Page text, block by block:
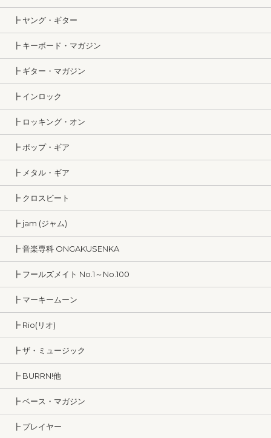
┣ ヤング・ギター
┣ キーボード・マガジン
┣ ギター・マガジン
┣ インロック
┣ ロッキング・オン
┣ ポップ・ギア
┣ メタル・ギア
┣ クロスビート
┣ jam (ジャム)
┣ 音楽専科 ONGAKUSENKA
┣ フールズメイト No.1～No.100
┣ マーキームーン
┣ Rio(リオ)
┣ ザ・ミュージック
┣ BURRN!他
┣ ベース・マガジン
┣ プレイヤー